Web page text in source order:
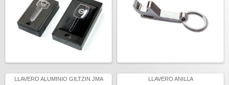
LLAVERO ALUMINIO GILTZIN JMA LLAVERO ANILLA